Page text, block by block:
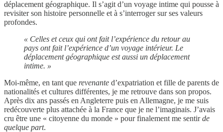
déplacement géographique. Il s’agit d’un voyage intime qui pousse à
revisiter son histoire personnelle et à s’interroger sur ses valeurs
profondes.
« Celles et ceux qui ont fait l’expérience du retour au
pays ont fait l’expérience d’un voyage intérieur. Le
déplacement géographique est aussi un déplacement
intime. »
Moi-même, en tant que revenante d’expatriation et fille de parents de
nationalités et cultures différentes, je me retrouve dans son propos.
Après dix ans passés en Angleterre puis en Allemagne, je me suis
redécouverte plus attachée à la France que je ne l’imaginais. J’avais
cru être une « citoyenne du monde » pour finalement me sentirde
quelque part.